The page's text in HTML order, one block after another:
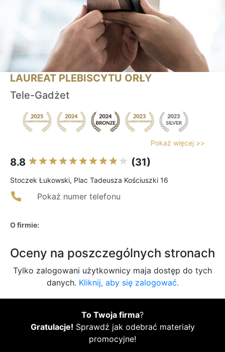
LAUREAT PLEBISCYTU ORŁY
Tele-Gadżet
Pokaż więcej >>
8.8 (31)
Stoczek Łukowski, Plac Tadeusza Kościuszki 16
Pokaż numer telefonu
O firmie:
Oceny na poszczególnych stronach
Tylko zalogowani użytkownicy maja dostęp do tych
danych. Kliknij, aby się zalogować.
To Twoja firma?
Gratulacje! Sprawdź jak odebrać materiały
promocyjne!